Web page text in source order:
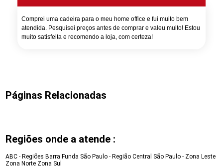
Comprei uma cadeira para o meu home office e fui muito bem
atendida. Pesquisei preços antes de comprar e valeu muito! Estou
muito satisfeita e recomendo a loja, com certeza!
Páginas Relacionadas
Regiões onde a atende :
ABC - Regiões Barra Funda São Paulo - Região Central São Paulo - Zona Leste
Zona Norte Zona Sul